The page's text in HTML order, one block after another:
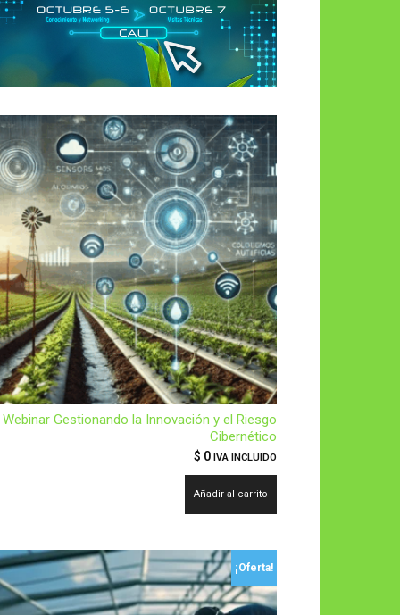
Webinar Gestionando la Innovación y el Riesgo
Cibernético
$ 0 IVA INCLUIDO
Añadir al carrito
¡Oferta!